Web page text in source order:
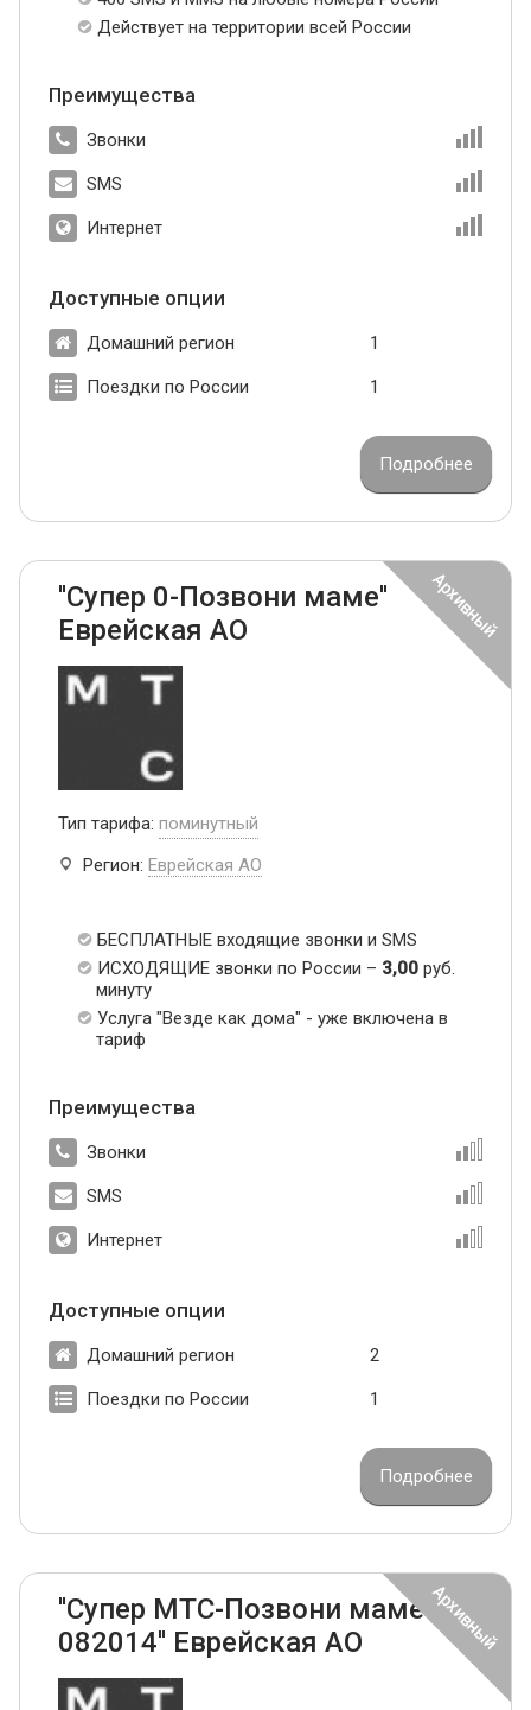
Действует на территории всей России
Преимущества
Звонки
SMS
Интернет
Доступные опции
Домашний регион 1
Поездки по России 1
Подробнее
''Супер 0-Позвони маме''
Еврейская АО
Тип тарифа: поминутный
Регион: Еврейская АО
БЕСПЛАТНЫЕ входящие звонки и SMS
ИСХОДЯЩИЕ звонки по России – 3,00 руб.
минуту
Услуга "Везде как дома" - уже включена в
тариф
Преимущества
Звонки
SMS
Интернет
Доступные опции
Домашний регион 2
Поездки по России 1
Подробнее
''Супер МТС-Позвони маме
082014'' Еврейская АО